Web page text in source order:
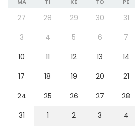
MA TI KE TO PE
27 28 29 30 31
3
4 5 6 7
10
11 12 13 14
17
18 19 20 21
24
25 26 27 28
31
1 2 3 4